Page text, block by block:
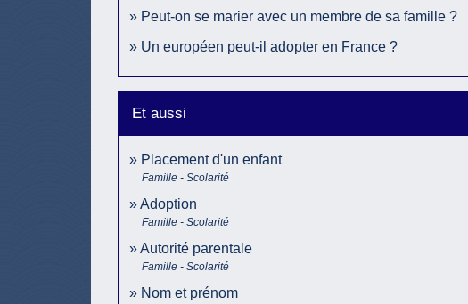
Peut-on se marier avec un membre de sa famille ?
Un européen peut-il adopter en France ?
Et aussi
Placement d'un enfant
Famille - Scolarité
Adoption
Famille - Scolarité
Autorité parentale
Famille - Scolarité
Nom et prénom